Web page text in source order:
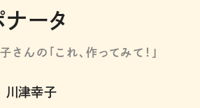
ナータ
さんの「これ、作ってみて！」
川津幸子